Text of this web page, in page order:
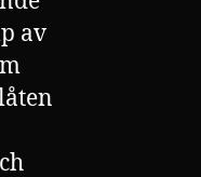
av